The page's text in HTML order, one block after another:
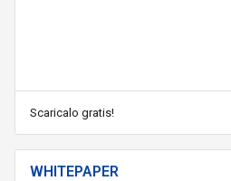
Scaricalo gratis!
WHITEPAPER